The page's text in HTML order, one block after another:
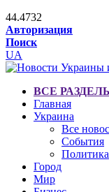
44.4732
Авторизация
Поиск
UA
ВСЕ
Главная
Украина
Все
События
Политика
Город
Мир